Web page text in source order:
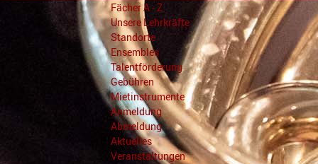
Fächer A - Z
Unsere Lehrkräfte
Standorte
Ensembles
Talentförderung
Gebühren
Mietinstrumente
Anmeldung
Abmeldung
Aktuelles
Veranstaltungen